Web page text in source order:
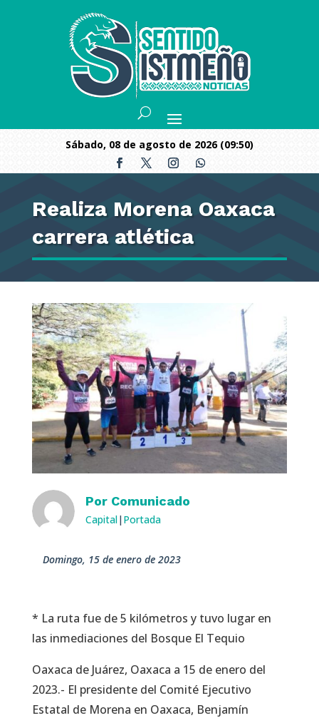
sábado, 08 de agosto de 2026 (09:50)
Realiza Morena Oaxaca
carrera atlética
Por Comunicado
Capital| Portada
domingo, 15 de enero de 2023
* La ruta fue de 5 kilómetros y tuvo lugar en
las inmediaciones del Bosque El Tequio
Oaxaca de Juárez, Oaxaca a 15 de enero del
2023.- El presidente del Comité Ejecutivo
Estatal de Morena en Oaxaca, Benjamín